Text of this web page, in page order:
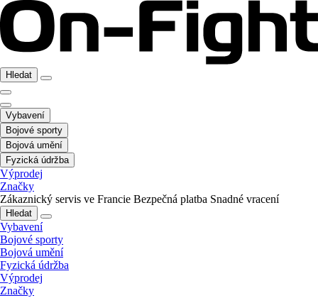
Hledat
Vybavení
Bojové sporty
Bojová umění
Fyzická údržba
Výprodej
Značky
Zákaznický servis ve Francie Bezpečná platba Snadné vracení
Hledat
Vybavení
Bojové sporty
Bojová umění
Fyzická údržba
Výprodej
Značky